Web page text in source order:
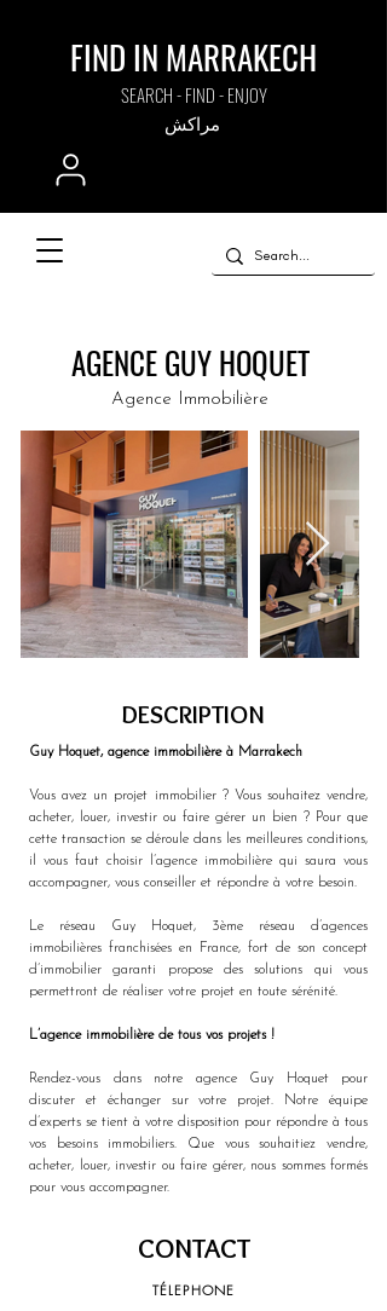
FIND IN MARRAKECH
SEARCH - FIND - ENJOY
مراكش
AGENCE GUY HOQUET
Agence Immobilière
DESCRIPTION
Guy Hoquet, agence immobilière à Marrakech
Vous avez un projet immobilier ? Vous souhaitez vendre,
acheter, louer, investir ou faire gérer un bien ? Pour que
cette transaction se déroule dans les meilleures conditions,
il vous faut choisir l’agence immobilière qui saura vous
accompagner, vous conseiller et répondre à votre besoin.
Le réseau Guy Hoquet, 3ème réseau d’agences
immobilières franchisées en France, fort de son concept
d’immobilier garanti propose des solutions qui vous
permettront de réaliser votre projet en toute sérénité.
L’agence immobilière de tous vos projets !
Rendez-vous dans notre agence Guy Hoquet pour
discuter et échanger sur votre projet. Notre équipe
d’experts se tient à votre disposition pour répondre à tous
vos besoins immobiliers. Que vous souhaitiez vendre,
acheter, louer, investir ou faire gérer, nous sommes formés
pour vous accompagner.
TÉLEPHONE
CONTACT